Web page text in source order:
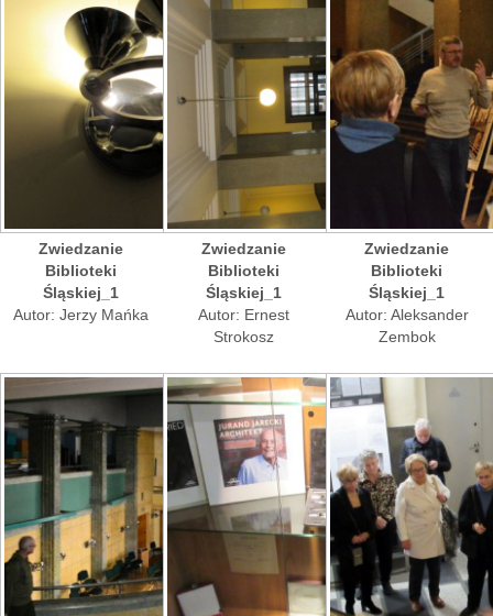
Zwiedzanie
Biblioteki
Śląskiej_1
Autor: Jerzy Mańka
Zwiedzanie
Biblioteki
Śląskiej_1
Autor: Ernest
Strokosz
Zwiedzanie
Biblioteki
Śląskiej_1
Autor: Aleksander
Zembok